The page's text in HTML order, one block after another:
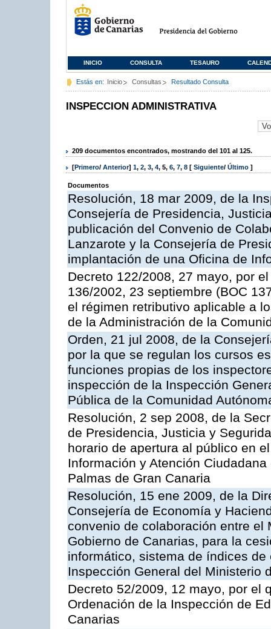
INICIO CONSULTA TESAURO
Estás en: Inicio Consultas Resultado Consulta
INSPECCION ADMINISTRATIVA
209 documentos encontrados, mostrando del 101 al 125.
[Primero/ Anterior] 1, 2, 3, 4, 5, 6, 7, 8 [ Siguiente/ Último ]
Documentos
Resolución, 18 mar 2009, de la
Consejería de Presidencia,
publicación del Convenio de
Lanzarote y la Consejería de
implantación de una Oficina de
Decreto 122/2008, 27 mayo, por
136/2002, 23 septiembre (BOC
el régimen retributivo aplicable a
de la Administración de la
Orden, 21 jul 2008, de la
por la que se regulan los cursos
funciones propias de los
inspección de la Inspección
Pública de la Comunidad
Resolución, 2 sep 2008, de la
de Presidencia, Justicia y
horario de apertura al público en
Información y Atención
Palmas de Gran Canaria
Resolución, 15 ene 2009, de la
Consejería de Economía y
convenio de colaboración entre
Gobierno de Canarias, para la
informático, sistema de índices
Inspección General del Ministerio
Decreto 52/2009, 12 mayo, por el
Ordenación de la Inspección de
Canarias